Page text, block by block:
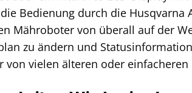
Bedienung durch die Husqvarna
Mähroboter von überall auf der
zu ändern und
von vielen älteren oder